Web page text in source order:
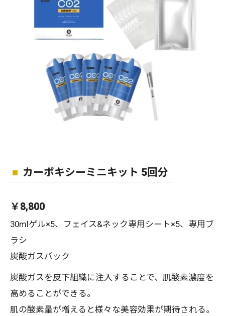
カーボキシーミニキット 5回分
￥8,800
30mlゲル×5、フェイス&ネック専用シート×5、専用ブ
ラシ
炭酸ガスパック
炭酸ガスを皮下組織に注入することで、肌酸素濃度を
高めることができる。
肌の酸素量が増えると様々な美容効果が期待される。